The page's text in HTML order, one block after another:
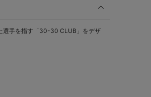
選手を指す「30-30 CLUB」をデザ